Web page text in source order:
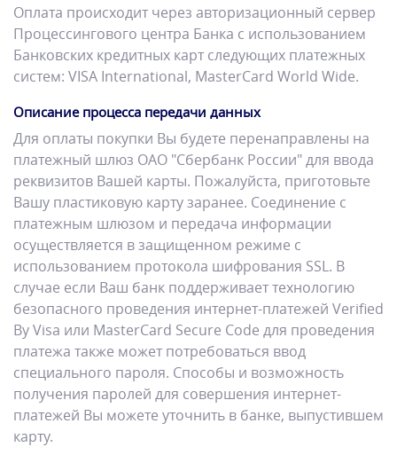
Оплата происходит через авторизационный сервер
Процессингового центра Банка с использованием
Банковских кредитных карт следующих платежных
систем: VISA International, MasterCard World Wide.
Описание процесса передачи данных
Для оплаты покупки Вы будете перенаправлены на
платежный шлюз ОАО "Сбербанк России" для ввода
реквизитов Вашей карты. Пожалуйста, приготовьте
Вашу пластиковую карту заранее. Соединение с
платежным шлюзом и передача информации
осуществляется в защищенном режиме с
использованием протокола шифрования SSL. В
случае если Ваш банк поддерживает технологию
безопасного проведения интернет-платежей Verified
By Visa или MasterCard Secure Code для проведения
платежа также может потребоваться ввод
специального пароля. Способы и возможность
получения паролей для совершения интернет-
платежей Вы можете уточнить в банке, выпустившем
карту.